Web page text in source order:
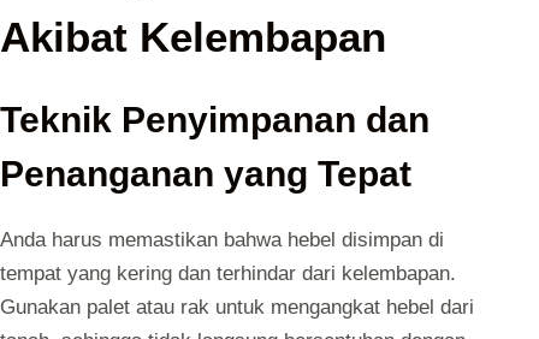
Akibat Kelembapan
Teknik Penyimpanan dan
Penanganan yang Tepat
Anda harus memastikan bahwa hebel disimpan di
tempat yang kering dan terhindar dari kelembapan.
Gunakan palet atau rak untuk mengangkat hebel dari